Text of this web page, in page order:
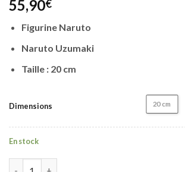
sur 5 basé
sur
notations
client
55,90€
Figurine Naruto
Naruto Uzumaki
Taille : 20 cm
Dimensions 20 cm
En stock